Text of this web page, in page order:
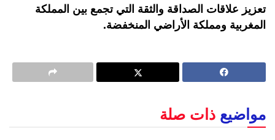
تعزيز علاقات الصداقة والثقة التي تجمع بين المملكة
المغربية ومملكة الأراضي المنخفضة.
مواضيع ذات صلة